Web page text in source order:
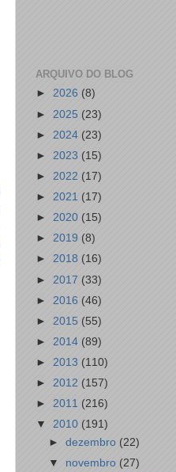
ARQUIVO DO BLOG
► 2026 (8)
► 2025 (23)
► 2024 (23)
► 2023 (15)
► 2022 (17)
► 2021 (17)
► 2020 (15)
► 2019 (8)
► 2018 (16)
► 2017 (33)
► 2016 (46)
► 2015 (55)
► 2014 (89)
► 2013 (110)
► 2012 (157)
► 2011 (216)
▼ 2010 (191)
►dezembro (22)
▼ novembro (27)